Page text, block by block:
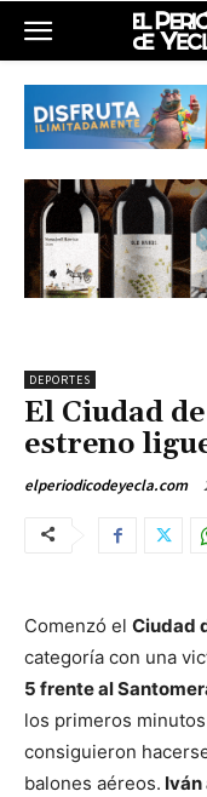
DEPORTES
El Ciudad
estreno
elperiodicodeyecla.com
Comenzó el Ciudad
categoría con una
5 frente al
los primeros
consiguieron
balones aéreos. Iván